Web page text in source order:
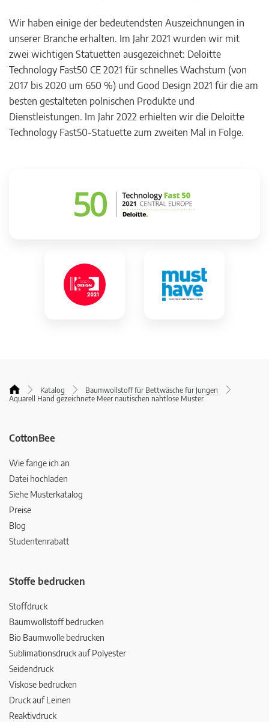
Wir haben einige der bedeutendsten Auszeichnungen in
unserer Branche erhalten. Im Jahr 2021 wurden wir mit
zwei wichtigen Statuetten ausgezeichnet: Deloitte
Technology Fast50 CE 2021 für schnelles Wachstum (von
2017 bis 2020 um 650 %) und Good Design 2021 für die am
besten gestalteten polnischen Produkte und
Dienstleistungen. Im Jahr 2022 erhielten wir die Deloitte
Technology Fast50-Statuette zum zweiten Mal in Folge.
Katalog
Baumwollstoff für Bettwäsche für Jungen
Aquarell Hand gezeichnete Meer nautischen nahtlose Muster
CottonBee
Wie fange ich an
Datei hochladen
Siehe Musterkatalog
Preise
Blog
Studentenrabatt
Stoffe bedrucken
Stoffdruck
Baumwollstoff bedrucken
Bio Baumwolle bedrucken
Sublimationsdruck auf Polyester
Seidendruck
Viskose bedrucken
Druck auf Leinen
Reaktivdruck